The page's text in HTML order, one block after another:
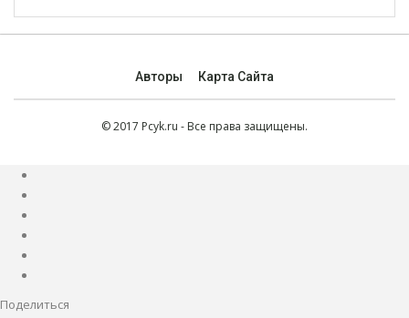
Авторы Карта Сайта
© 2017 Pcyk.ru - Все права защищены.
Поделиться